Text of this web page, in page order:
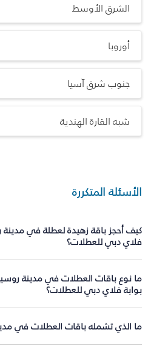
الشرق الأوسط
أوروبا
جنوب شرق آسيا
شبه القارة الهندية
الأسئلة المتكررة
كيف أحجز باقة زهيدة لعطلة في مدينة
فلاي دبي للعطلات؟
ما نوع باقات العطلات في مدينة
بوابة فلاي دبي للعطلات؟
ما الذي تشمله باقات العطلات في